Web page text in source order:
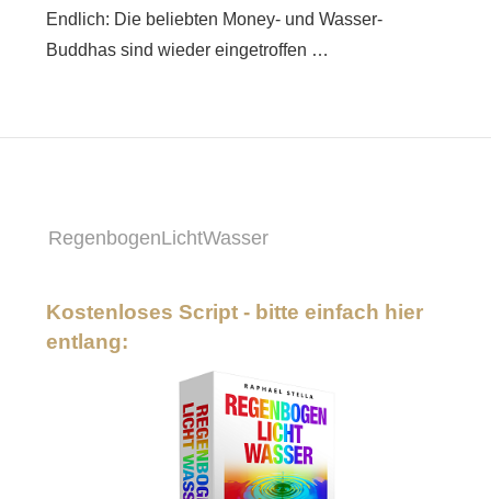
Endlich: Die beliebten Money- und Wasser-
Buddhas sind wieder eingetroffen …
RegenbogenLichtWasser
Kostenloses Script - bitte einfach hier
entlang: